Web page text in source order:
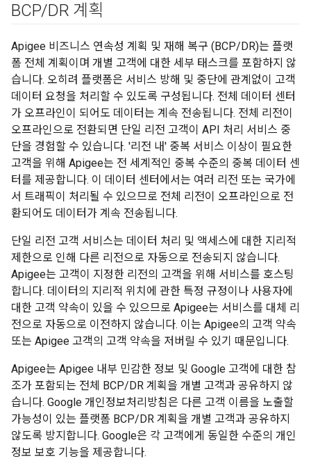
BCP/DR 계획
Apigee 비즈니스 연속성 계획 및 재해 복구 (BCP/DR)는 플랫
폼 전체 계획이며 개별 고객에 대한 세부 태스크를 포함하지 않
습니다. 오히려 플랫폼은 서비스 방해 및 중단에 관계없이 고객
데이터 요청을 처리할 수 있도록 구성됩니다. 전체 데이터 센터
가 오프라인이 되어도 데이터는 계속 전송됩니다. 전체 리전이
오프라인으로 전환되면 단일 리전 고객이 API 처리 서비스 중
단을 경험할 수 있습니다. '리전 내' 중복 서비스 이상이 필요한
고객을 위해 Apigee는 전 세계적인 중복 수준의 중복 데이터 센
터를 제공합니다. 이 데이터 센터에서는 여러 리전 또는 국가에
서 트래픽이 처리될 수 있으므로 전체 리전이 오프라인으로 전
환되어도 데이터가 계속 전송됩니다.
단일 리전 고객 서비스는 데이터 처리 및 액세스에 대한 지리적
제한으로 인해 다른 리전으로 자동으로 전송되지 않습니다.
Apigee는 고객이 지정한 리전의 고객을 위해 서비스를 호스팅
합니다. 데이터의 지리적 위치에 관한 특정 규정이나 사용자에
대한 고객 약속이 있을 수 있으므로 Apigee는 서비스를 대체 리
전으로 자동으로 이전하지 않습니다. 이는 Apigee의 고객 약속
또는 Apigee 고객의 고객 약속을 저버릴 수 있기 때문입니다.
Apigee는 Apigee 내부 민감한 정보 및 Google 고객에 대한 참
조가 포함되는 전체 BCP/DR 계획을 개별 고객과 공유하지 않
습니다. Google 개인정보처리방침은 다른 고객 이름을 노출할
가능성이 있는 플랫폼 BCP/DR 계획을 개별 고객과 공유하지
않도록 방지합니다. Google은 각 고객에게 동일한 수준의 개인
정보 보호 기능을 제공합니다.